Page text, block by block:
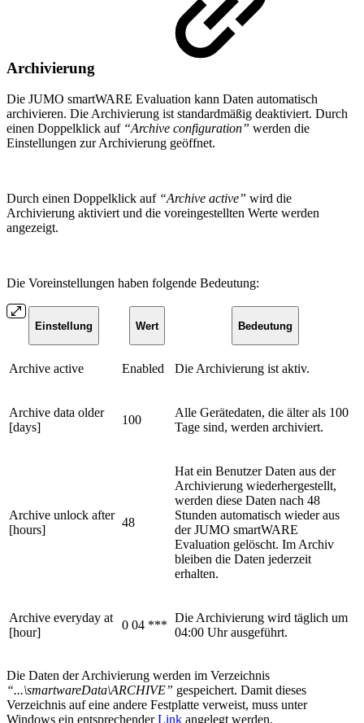
Archivierung
Die JUMO smartWARE Evaluation kann Daten automatisch
archivieren. Die Archivierung ist standardmäßig deaktiviert. Durch
einen Doppelklick auf “Archive configuration” werden die
Einstellungen zur Archivierung geöffnet.
Durch einen Doppelklick auf “Archive active” wird die
Archivierung aktiviert und die voreingestellten Werte werden
angezeigt.
Die Voreinstellungen haben folgende Bedeutung:
Einstellung Wert Bedeutung
Archive active Enabled Die Archivierung ist aktiv.
Archive data older
[days]
100
Alle Gerätedaten, die älter als 100
Tage sind, werden archiviert.
Archive unlock after
[hours]
48
Hat ein Benutzer Daten aus der
Archivierung wiederhergestellt,
werden diese Daten nach 48
Stunden automatisch wieder aus
der JUMO smartWARE
Evaluation gelöscht. Im Archiv
bleiben die Daten jederzeit
erhalten.
Archive everyday at
[hour]
0 04 ***
Die Archivierung wird täglich um
04:00 Uhr ausgeführt.
Die Daten der Archivierung werden im Verzeichnis
“...\smartwareData\ARCHIVE” gespeichert. Damit dieses
Verzeichnis auf eine andere Festplatte verweist, muss unter
Windows ein entsprechenderLink angelegt werden.